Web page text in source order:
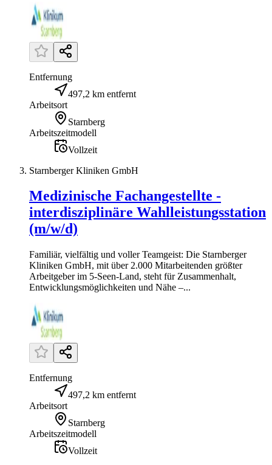
Entfernung
497,2 km entfernt
Arbeitsort
Starnberg
Arbeitszeitmodell
Vollzeit
Starnberger Kliniken GmbH
Medizinische Fachangestellte -
interdisziplinäre Wahlleistungsstation
(m/w/d)
Familiär, vielfältig und voller Teamgeist: Die Starnberger
Kliniken GmbH, mit über 2.000 Mitarbeitenden größter
Arbeitgeber im 5-Seen-Land, steht für Zusammenhalt,
Entwicklungsmöglichkeiten und Nähe –...
Entfernung
497,2 km entfernt
Arbeitsort
Starnberg
Arbeitszeitmodell
Vollzeit